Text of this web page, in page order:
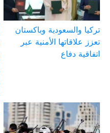
تركيا والسعودية وباكستان
تعزز علاقاتها الأمنية عبر
اتفاقية دفاع